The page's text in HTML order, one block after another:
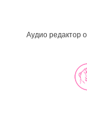
Аудио редактор